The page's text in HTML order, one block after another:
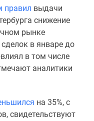
правил выдачи
снижение
рынке
в январе до
в том числе
аналитики
на 35%, с
свидетельствуют